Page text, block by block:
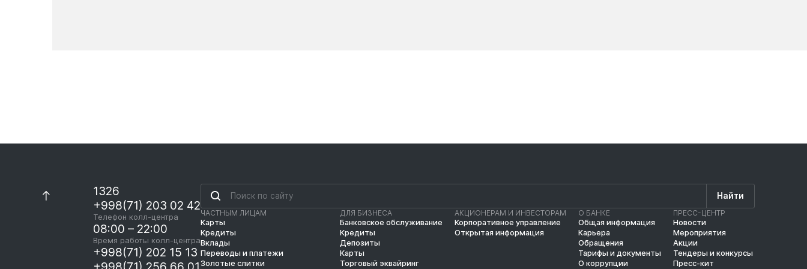
1326
+998(71) 203 02 42
Телефон колл-центра
08:00 – 22:00
Время работы колл-центра
+998(71) 202 15 13
Найти
ЧАСТНЫМ ЛИЦАМ
Карты
Кредиты
Вклады
Переводы и платежи
Золотые слитки
ДЛЯ БИЗНЕСА
Банковское обслуживание
Кредиты
Депозиты
Карты
Торговый эквайринг
АКЦИОНЕРАМ И ИНВЕСТОРАМ
Корпоративное управление
Открытая информация
О БАНКЕ
Общая информация
Карьера
Обращения
Тарифы и документы
О коррупции
ПРЕСС-ЦЕНТР
Новости
Мероприятия
Акции
Тендеры и конкурсы
Пресс-кит